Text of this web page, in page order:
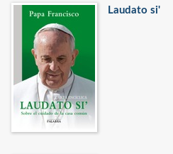
Laudato si'